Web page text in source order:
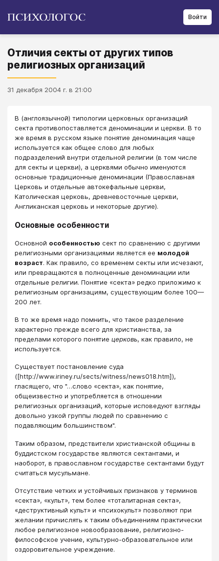
Войти
Отличия секты от других типов
религиозных организаций
31 декабря 2004 г. в 21:00
В (англоязычной) типологии церковных организаций
секта противопоставляется деноминации и церкви. В то
же время в русском языке понятие деноминация чаще
используется как общее слово для любых
подразделений внутри отдельной религии (в том числе
для секты и церкви), а церквями обычно именуются
основные традиционные деноминации (Православная
Церковь и отдельные автокефальные церкви,
Католическая церковь, древневосточные церкви,
Англиканская церковь и некоторые другие).
Основные особенности
Основной особенностью сект по сравнению с другими
религиозными организациями является ее молодой
возраст. Как правило, со временем секты или исчезают,
или превращаются в полноценные деноминации или
отдельные религии. Понятие «секта» редко приложимо к
религиозным организациям, существующим более 100—
200 лет.
В то же время надо помнить, что такое разделение
характерно прежде всего для христианства, за
пределами которого понятие церковь, как правило, не
используется.
Существует постановление суда
([http://www.iriney.ru/sects/witness/news018.htm]),
гласящего, что "…слово «секта», как понятие,
общеизвестно и употребляется в отношении
религиозных организаций, которые исповедуют взгляды
довольно узкой группы людей по сравнению с
подавляющим большинством".
Таким образом, предствители христианской общины в
буддистском государстве являются сектантами, и
наоборот, в православном государстве сектантами будут
считаться мусульмане.
Отсутствие четких и устойчивых признаков у терминов
«секта», «культ», тем более «тоталитарная секта»,
«деструктивный культ» и «психокульт» позволяют при
желании причислять к таким объединениям практически
любое религиозное новообразование, религиозно-
философское учение, культурно-образовательное или
оздоровительное учреждение.